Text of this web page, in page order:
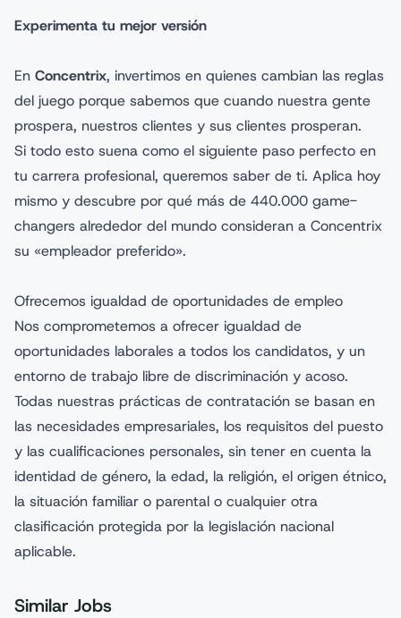
Experimenta tu mejor versión
En Concentrix, invertimos en quienes cambian las reglas
del juego porque sabemos que cuando nuestra gente
prospera, nuestros clientes y sus clientes prosperan.
Si todo esto suena como el siguiente paso perfecto en
tu carrera profesional, queremos saber de ti. Aplica hoy
mismo y descubre por qué más de 440.000 game-
changers alrededor del mundo consideran a Concentrix
su «empleador preferido».
Ofrecemos igualdad de oportunidades de empleo
Nos comprometemos a ofrecer igualdad de
oportunidades laborales a todos los candidatos, y un
entorno de trabajo libre de discriminación y acoso.
Todas nuestras prácticas de contratación se basan en
las necesidades empresariales, los requisitos del puesto
y las cualificaciones personales, sin tener en cuenta la
identidad de género, la edad, la religión, el origen étnico,
la situación familiar o parental o cualquier otra
clasificación protegida por la legislación nacional
aplicable.
Similar Jobs